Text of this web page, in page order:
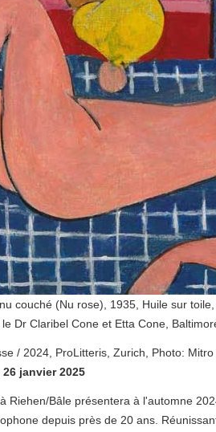
couché (Nu rose), 1935, Huile sur
Dr Claribel Cone et Etta Cone,
/ 2024, ProLitteris, Zurich, Photo: Mitro
janvier 2025
Riehen/Bâle présentera à l'automne
depuis près de 20 ans.